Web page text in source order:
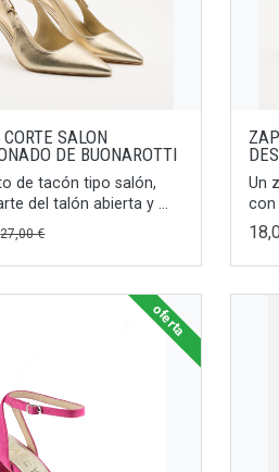
SALON
DE BUONAROTTI
de tacón tipo salón,
del talón abierta y ...
27,00 €
Un
con
oferta